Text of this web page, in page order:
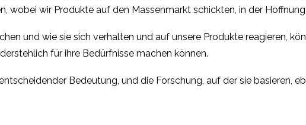
wobei wir Produkte auf den Massenmarkt schickten, in der
und wie sie sich verhalten und auf unsere Produkte reagieren,
für ihre Bedürfnisse machen können.
Bedeutung, und die Forschung, auf der sie basieren,